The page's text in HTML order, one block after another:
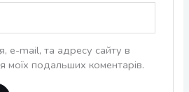
e-mail, та адресу сайту в
моїх подальших коментарів.